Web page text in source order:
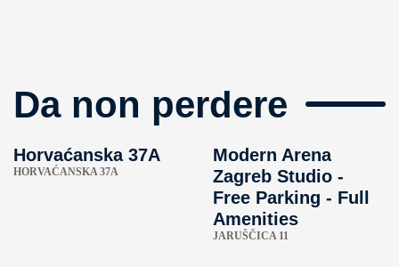
Da non perdere
Horvaćanska 37A
HORVAĆANSKA 37A
Modern Arena
Zagreb Studio -
Free Parking - Full
Amenities
JARUŠČICA 11